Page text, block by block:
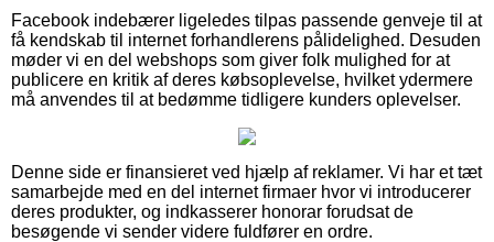
Facebook indebærer ligeledes tilpas passende genveje til at
få kendskab til internet forhandlerens pålidelighed. Desuden
møder vi en del webshops som giver folk mulighed for at
publicere en kritik af deres købsoplevelse, hvilket ydermere
må anvendes til at bedømme tidligere kunders oplevelser.
Denne side er finansieret ved hjælp af reklamer. Vi har et tæt
samarbejde med en del internet firmaer hvor vi introducerer
deres produkter, og indkasserer honorar forudsat de
besøgende vi sender videre fuldfører en ordre.